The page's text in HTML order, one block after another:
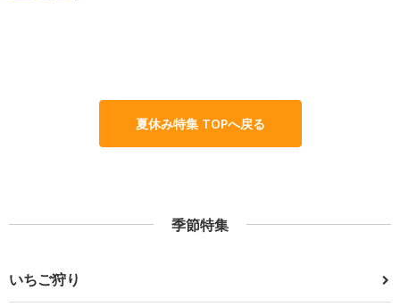
夏休み特集 TOPへ戻る
季節特集
いちご狩り